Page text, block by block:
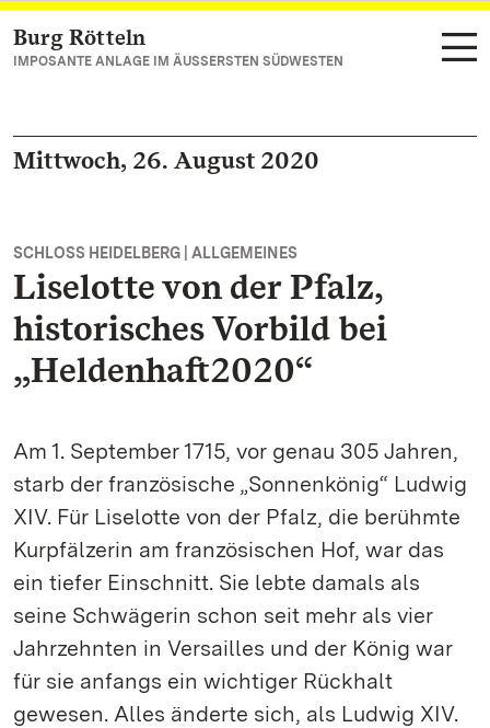
Zum Hauptinhalt springen
Burg Rötteln
IMPOSANTE ANLAGE IM ÄUSSERSTEN SÜDWESTEN
Mittwoch, 26. August 2020
SCHLOSS HEIDELBERG | ALLGEMEINES
Liselotte von der Pfalz,
historisches Vorbild bei
„Heldenhaft2020“
Am 1. September 1715, vor genau 305 Jahren,
starb der französische „Sonnenkönig“ Ludwig
XIV. Für Liselotte von der Pfalz, die berühmte
Kurpfälzerin am französischen Hof, war das
ein tiefer Einschnitt. Sie lebte damals als
seine Schwägerin schon seit mehr als vier
Jahrzehnten in Versailles und der König war
für sie anfangs ein wichtiger Rückhalt
gewesen. Alles änderte sich, als Ludwig XIV.